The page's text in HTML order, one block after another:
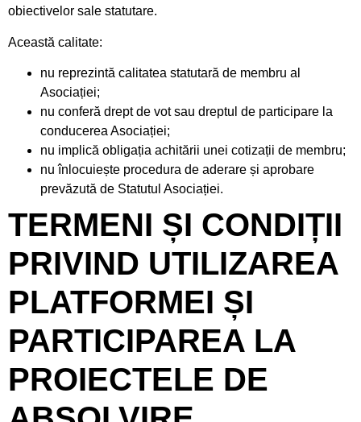
obiectivelor sale statutare.
Această calitate:
nu reprezintă calitatea statutară de membru al
Asociației;
nu conferă drept de vot sau dreptul de participare la
conducerea Asociației;
nu implică obligația achitării unei cotizații de membru;
nu înlocuiește procedura de aderare și aprobare
prevăzută de Statutul Asociației.
TERMENI ȘI CONDIȚII
PRIVIND UTILIZAREA
PLATFORMEI ȘI
PARTICIPAREA LA
PROIECTELE DE